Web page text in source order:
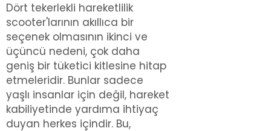
Dört tekerlekli hareketlilik
scooter'larının akıllıca bir
seçenek olmasının ikinci ve
üçüncü nedeni, çok daha
geniş bir tüketici kitlesine hitap
etmeleridir. Bunlar sadece
yaşlı insanlar için değil, hareket
kabiliyetinde yardıma ihtiyaç
duyan herkes içindir. Bu,